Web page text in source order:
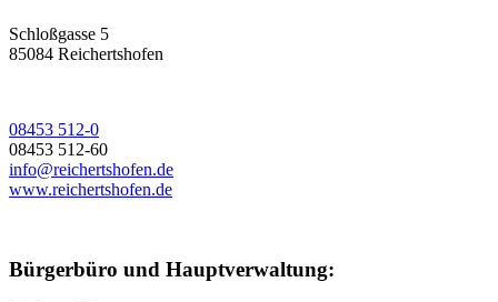
Schloßgasse 5
85084 Reichertshofen
08453 512-0
08453 512-60
info@reichertshofen.de
www.reichertshofen.de
Bürgerbüro und Hauptverwaltung: